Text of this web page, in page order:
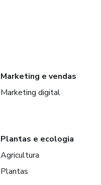
Marketing e vendas
Marketing digital
Plantas e ecologia
Agricultura
Plantas